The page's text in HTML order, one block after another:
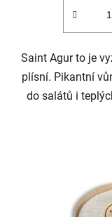
Saint Agur to je
plísní. Pikantní
do salátů i